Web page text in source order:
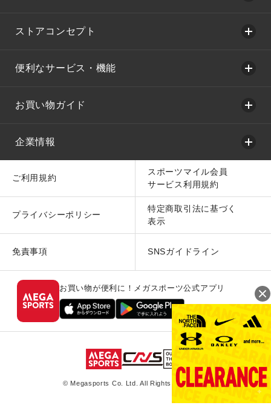
ストアコンセプト
便利なサービス・機能
お買い物ガイド
企業情報
ご利用規約
スポーツマイル会員
サービス利用規約
プライバシーポリシー
特定商取引法に基づく
表示
免責事項 SNSガイドライン
お買い物が便利に！メガスポーツ公式アプリ
© Megasports Co. Ltd. All Rights Reserved.